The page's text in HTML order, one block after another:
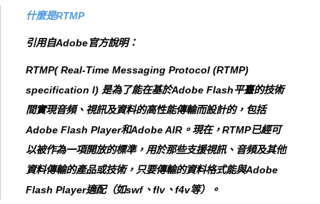
什麼是RTMP
引用自Adobe官方說明：
RTMP( Real-Time Messaging Protocol (RTMP)
specification l) 是為了能在基於Adobe Flash平臺的技術
間實現音頻、視訊及資料的高性能傳輸而設計的，包括
Adobe Flash Player和Adobe AIR。現在，RTMP已經可
以被作為一項開放的標準，用於那些支援視訊、音頻及其他
資料傳輸的產品或技術，只要傳輸的資料格式能與Adobe
Flash Player適配（如swf、flv、f4v等）。